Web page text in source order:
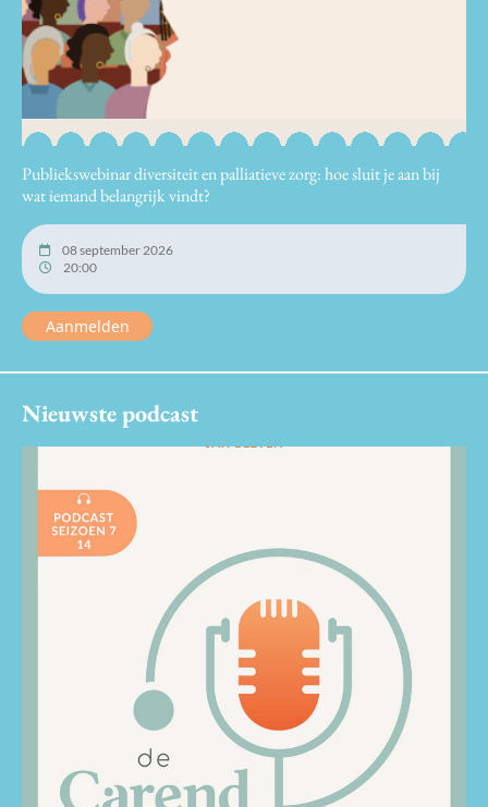
Publiekswebinar diversiteit en palliatieve zorg: hoe sluit je aan bij
wat iemand belangrijk vindt?
08 september 2026
20:00
Aanmelden
Nieuwste podcast